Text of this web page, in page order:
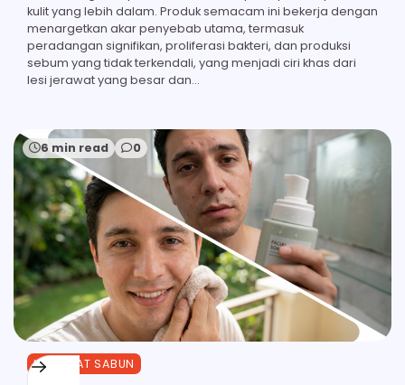
kulit yang lebih dalam. Produk semacam ini bekerja dengan
menargetkan akar penyebab utama, termasuk
peradangan signifikan, proliferasi bakteri, dan produksi
sebum yang tidak terkendali, yang menjadi ciri khas dari
lesi jerawat yang besar dan…
6 min read 0
MANFAAT SABUN